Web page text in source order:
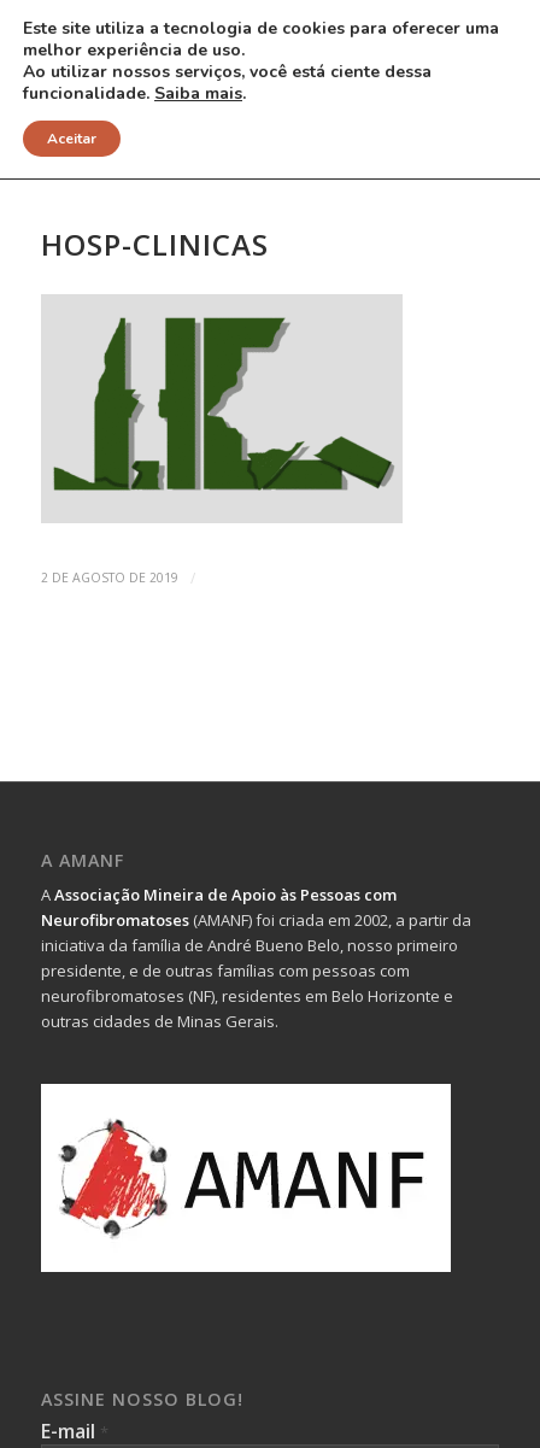
NOTÍCIAS
HOSP-CLINICAS
2 DE AGOSTO DE 2019 /
A AMANF
AAssociação Mineira de Apoio às Pessoas com
Neurofibromatoses(AMANF) foi criada em 2002, a partir da
iniciativa da família de André Bueno Belo, nosso primeiro
presidente, e de outras famílias com pessoas com
neurofibromatoses (NF), residentes em Belo Horizonte e
outras cidades de Minas Gerais.
ASSINE NOSSO BLOG!
E-mail *
Este site utiliza a tecnologia de cookies para oferecer uma
melhor experiência de uso.
Ao utilizar nossos serviços, você está ciente dessa
funcionalidade. Saiba mais.
Aceitar